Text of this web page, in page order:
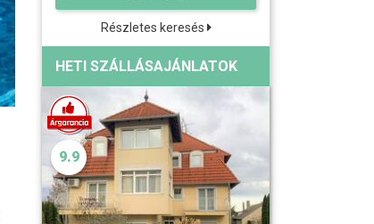
Részletes keresés
HETI SZÁLLÁSAJÁNLATOK
9.9